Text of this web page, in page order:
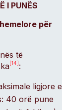
I PUNËS
për
të
[14] :
ligjore e
40 orë pune